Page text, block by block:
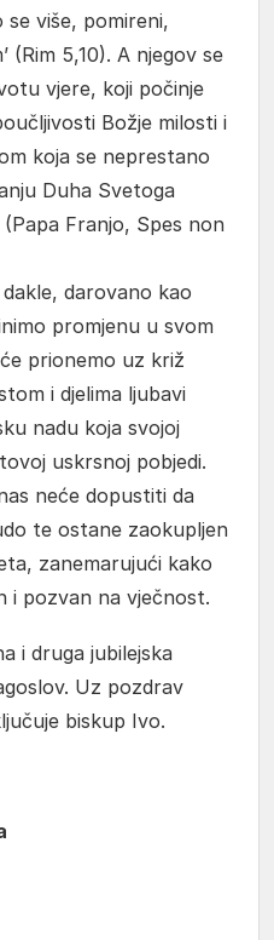
se više, pomireni,
(Rim 5,10). A njegov se
vjere, koji počinje
Božje milosti i
koja se neprestano
Duha Svetoga
Franjo, Spes non
darovano kao
promjenu u svom
prionemo uz križ
i djelima ljubavi
nadu koja svojoj
uskrsnoj pobjedi.
neće dopustiti da
te ostane zaokupljen
zanemarujući kako
i pozvan na vječnost.
i druga jubilejska
Uz pozdrav
biskup Ivo.